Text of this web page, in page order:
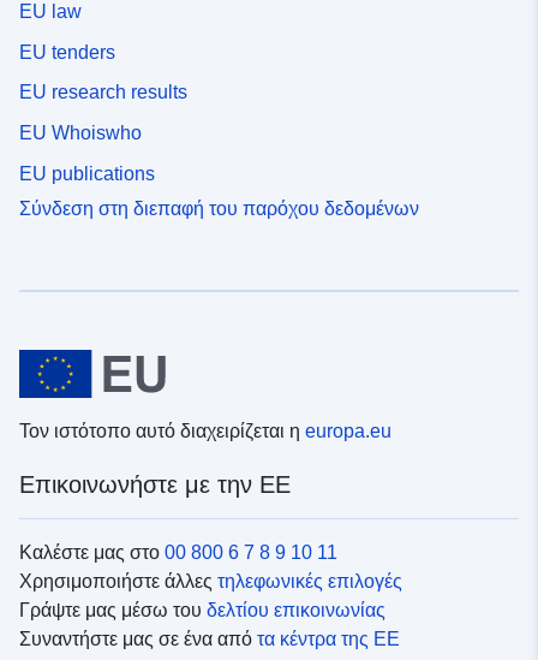
EU law
EU tenders
EU research results
EU Whoiswho
EU publications
Σύνδεση στη διεπαφή του παρόχου δεδομένων
Τον ιστότοπο αυτό διαχειρίζεται η europa.eu
Επικοινωνήστε με την ΕΕ
Καλέστε μας στο 00 800 6 7 8 9 10 11
Χρησιμοποιήστε άλλες τηλεφωνικές επιλογές
Γράψτε μας μέσω του δελτίου επικοινωνίας
Συναντήστε μας σε ένα από τα κέντρα της ΕΕ